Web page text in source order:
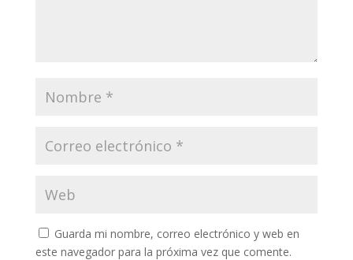
Guarda mi nombre, correo electrónico y web en
este navegador para la próxima vez que comente.